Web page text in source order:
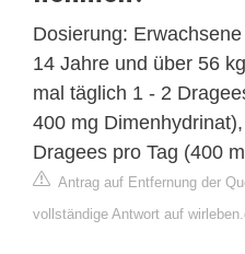
Dosierung:
14 Jahre und über 56
mal täglich 1 - 2
400 mg
Dragees pro Tag (400
Antrag auf Entfernung der
vollständige Antwort auf